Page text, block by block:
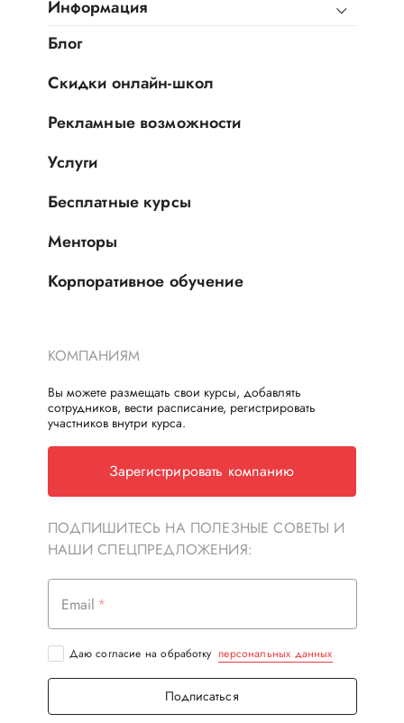
Информация
Блог
Скидки онлайн-школ
Рекламные возможности
Услуги
Бесплатные курсы
Менторы
Корпоративное обучение
КОМПАНИЯМ
Вы можете размещать свои курсы, добавлять
сотрудников, вести расписание, регистрировать
участников внутри курса.
Зарегистрировать компанию
ПОДПИШИТЕСЬ НА ПОЛЕЗНЫЕ СОВЕТЫ И
НАШИ СПЕЦПРЕДЛОЖЕНИЯ:
Email
Даю согласие на обработку персональных данных
Подписаться